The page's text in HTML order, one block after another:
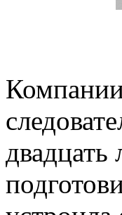
двадцать